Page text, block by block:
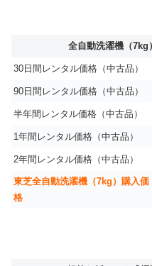
全自動洗濯機（7kg
30日間レンタル価格（中古品）
90日間レンタル価格（中古品）
半年間レンタル価格（中古品）
1年間レンタル価格（中古品）
2年間レンタル価格（中古品）
東芝全自動洗濯機（7kg）購入価
格